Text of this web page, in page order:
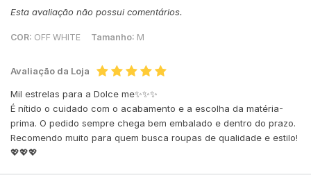
Esta avaliação não possui comentários.
COR: OFF WHITE Tamanho: M
Avaliação da Loja
Mil estrelas para a Dolce me✨✨✨
É nítido o cuidado com o acabamento e a escolha da matéria-
prima. O pedido sempre chega bem embalado e dentro do prazo.
Recomendo muito para quem busca roupas de qualidade e estilo!
💖💖💖